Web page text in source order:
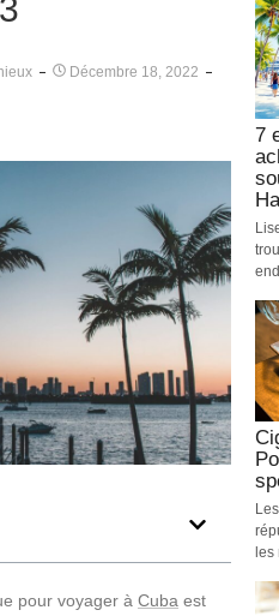
Décembre 18, 2022
pour voyager à Cuba est
7